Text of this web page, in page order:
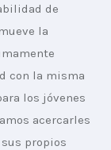
de
la
con la misma
los jóvenes
acercarles
propios